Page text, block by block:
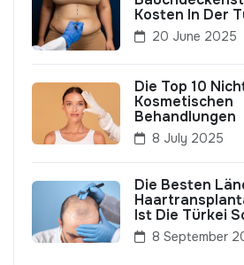
Kosten In Der
20 June 2025
Die Top 10
Kosmetischen
Behandlungen
8 July 2025
Die Besten
Ist Die Türkei
8 September